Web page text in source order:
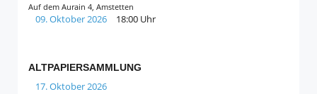
Auf dem Aurain 4, Amstetten
09. Oktober 2026 18:00 Uhr
ALTPAPIERSAMMLUNG
17. Oktober 2026